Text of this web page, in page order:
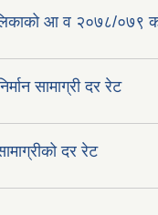
आ व २०७८/०७९
सामाग्री दर रेट
दर रेट